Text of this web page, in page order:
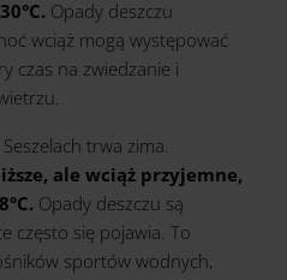
Opady deszczu
wciąż mogą występować
czas na zwiedzanie i
trwa zima.
ale wciąż przyjemne,
Opady deszczu są
często się pojawia. To
sportów wodnych,